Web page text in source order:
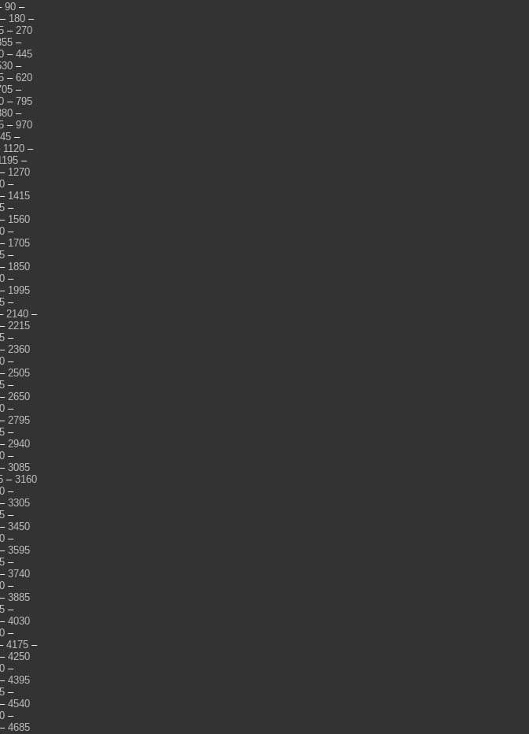
90 –
– 180 –
– 270
–
– 445
–
– 620
–
– 795
–
– 970
–
1120 –
–
– 1270
–
– 1415
–
– 1560
–
– 1705
–
– 1850
–
– 1995
–
2140 –
– 2215
–
– 2360
–
– 2505
–
– 2650
–
– 2795
–
– 2940
–
– 3085
– 3160
–
– 3305
–
– 3450
–
– 3595
–
– 3740
–
– 3885
–
– 4030
–
4175 –
– 4250
–
– 4395
–
– 4540
–
– 4685